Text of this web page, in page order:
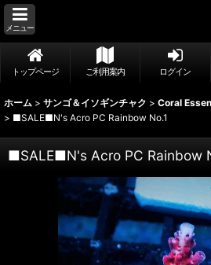
メニュー
トップページ ご利用案内 ログイン
ホーム > サンゴ＆イソギンチャク > Coral
> ■SALE■N's Acro PC Rainbow No.1
■SALE■N's Acro PC Rainbow